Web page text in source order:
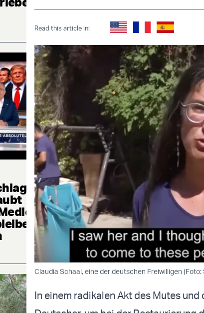
Read this article in:
Claudia Schaal, eine der deutschen Freiwilligen
In einem radikalen Akt des Mutes